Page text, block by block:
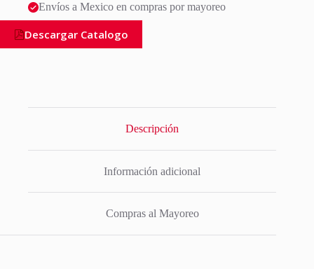
Envíos a Mexico en compras por mayoreo
Descargar Catalogo
Descripción
Información adicional
Compras al Mayoreo